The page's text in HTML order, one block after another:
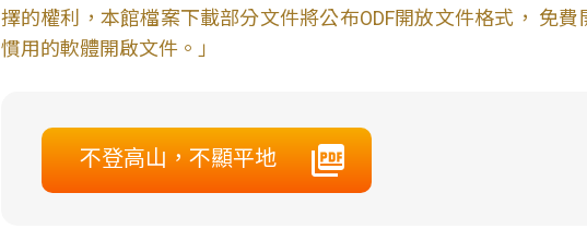
擇的權利，本館檔案下載部分文件將公布ODF開放文件格式， 免
慣用的軟體開啟文件。」
不登高山，不顯平地